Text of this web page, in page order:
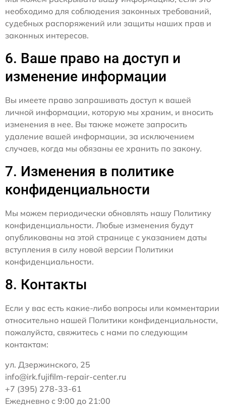
необходимо для соблюдения законных требований,
судебных распоряжений или защиты наших прав и
законных интересов.
6. Ваше право на доступ и
изменение информации
Вы имеете право запрашивать доступ к вашей
личной информации, которую мы храним, и вносить
изменения в нее. Вы также можете запросить
удаление вашей информации, за исключением
случаев, когда мы обязаны ее хранить по закону.
7. Изменения в политике
конфиденциальности
Мы можем периодически обновлять нашу Политику
конфиденциальности. Любые изменения будут
опубликованы на этой странице с указанием даты
вступления в силу новой версии Политики
конфиденциальности.
8. Контакты
Если у вас есть какие-либо вопросы или комментарии
относительно нашей Политики конфиденциальности,
пожалуйста, свяжитесь с нами по следующим
контактам:
ул. Дзержинского, 25
info@irk.fujifilm-repair-center.ru
+7 (395) 278-33-61
Ежедневно с 9:00 до 21:00